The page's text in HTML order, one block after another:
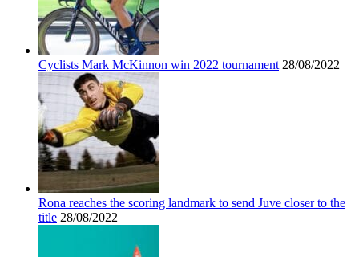
Cyclists Mark McKinnon win 2022 tournament 28/08/2022
Rona reaches the scoring landmark to send Juve closer to the
title 28/08/2022